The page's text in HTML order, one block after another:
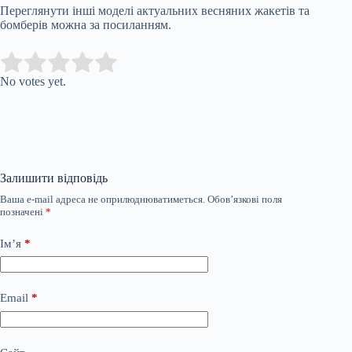
Переглянути інші моделі актуальних весняних жакетів та
бомберів можна за посиланням.
Rate this item:
No votes yet.
Залишити відповідь
Ваша e-mail адреса не оприлюднюватиметься. Обов’язкові поля
позначені *
Ім’я *
Email *